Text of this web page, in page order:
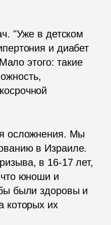
"Уже в детском
и диабет
этого: такие
осложнения. Мы
в Израиле.
в 16-17 лет,
юноши и
были здоровы и
которых их